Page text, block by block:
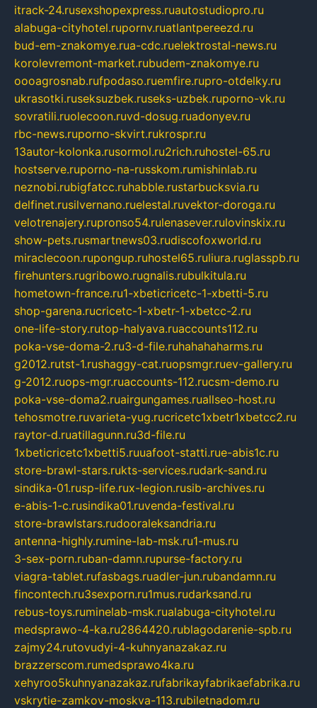
itrack-24.rusexshopexpress.ruautostudiopro.ru
alabuga-cityhotel.rupornv.ruatlantpereezd.ru
bud-em-znakomye.rua-cdc.ruelektrostal-news.ru
korolevremont-market.rubudem-znakomye.ru
oooagrosnab.rufpodaso.ruemfire.rupro-otdelky.ru
ukrasotki.ruseksuzbek.ruseks-uzbek.ruporno-vk.ru
sovratili.ruolecoon.ruvd-dosug.ruadonyev.ru
rbc-news.ruporno-skvirt.rukrospr.ru
13autor-kolonka.rusormol.ru2rich.ruhostel-65.ru
hostserve.ruporno-na-russkom.rumishinlab.ru
neznobi.rubigfatcc.ruhabble.rustarbucksvia.ru
delfinet.rusilvernano.ruelestal.ruvektor-doroga.ru
velotrenajery.rupronso54.rulenasever.rulovinskix.ru
show-pets.rusmartnews03.rudiscofoxworld.ru
miraclecoon.rupongup.ruhostel65.ruliura.ruglasspb.ru
firehunters.rugribowo.rugnalis.rubulkitula.ru
hometown-france.ru1-xbeticricetc-1-xbetti-5.ru
shop-garena.rucricetc-1-xbetr-1-xbetcc-2.ru
one-life-story.rutop-halyava.ruaccounts112.ru
poka-vse-doma-2.ru3-d-file.ruhahahaharms.ru
g2012.rutst-1.rushaggy-cat.ruopsmgr.ruev-gallery.ru
g-2012.ruops-mgr.ruaccounts-112.rucsm-demo.ru
poka-vse-doma2.ruairgungames.ruallseo-host.ru
tehosmotre.ruvarieta-yug.rucricetc1xbetr1xbetcc2.ru
raytor-d.ruatillagunn.ru3d-file.ru
1xbeticricetc1xbetti5.ruuafoot-statti.rue-abis1c.ru
store-brawl-stars.rukts-services.rudark-sand.ru
sindika-01.rusp-life.rux-legion.rusib-archives.ru
e-abis-1-c.rusindika01.ruvenda-festival.ru
store-brawlstars.rudooraleksandria.ru
antenna-highly.rumine-lab-msk.ru1-mus.ru
3-sex-porn.ruban-damn.rupurse-factory.ru
viagra-tablet.rufasbags.ruadler-jun.rubandamn.ru
fincontech.ru3sexporn.ru1mus.rudarksand.ru
rebus-toys.ruminelab-msk.rualabuga-cityhotel.ru
medsprawo-4-ka.ru2864420.rublagodarenie-spb.ru
zajmy24.rutovudyi-4-kuhnyanazakaz.ru
brazzerscom.rumedsprawo4ka.ru
xehyroo5kuhnyanazakaz.rufabrikayfabrikaefabrika.ru
vskrytie-zamkov-moskva-113.rubiletnadom.ru